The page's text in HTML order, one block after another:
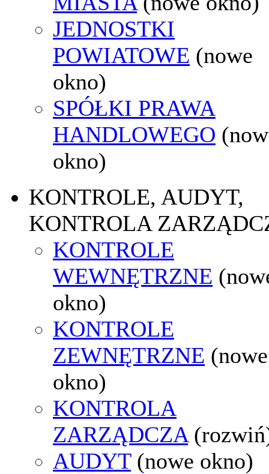
JEDNOSTKI
POWIATOWE (nowe
okno)
SPÓŁKI PRAWA
HANDLOWEGO
okno)
KONTROLE, AUDYT,
KONTROLA
KONTROLE
WEWNĘTRZNE
okno)
KONTROLE
ZEWNĘTRZNE (nowe
okno)
KONTROLA
ZARZĄDCZA
AUDYT (nowe okno)